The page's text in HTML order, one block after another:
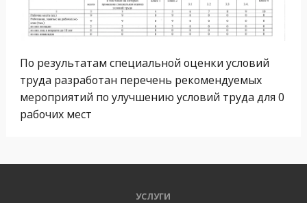
По результатам специальной оценки условий
труда разработан перечень рекомендуемых
мероприятий по улучшению условий труда для 0
рабочих мест
УСЛУГИ